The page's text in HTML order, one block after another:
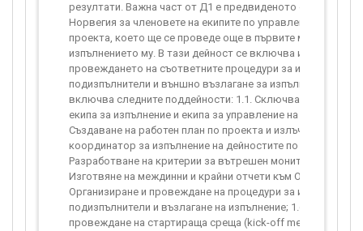
резултати. Важна част от Д1 е предвиденото обучението
Норвегия за членовете на екипите по управление и
проекта, което ще се проведе още в първите месеци от
изпълнението му. В тази дейност се включва и
провеждането на съответните процедури за избор на
подизпълнители и външно възлагане за изпълнение.
включва следните поддейности: 1.1. Сключване на
екипа за изпълнение и екипа за управление на проекта; 1.2.
Създаване на работен план по проекта и излъчване на
координатор за изпълнение на дейностите по проекта; 1.3.
Разработване на критерии за вътрешен мониторинг и
Изготвяне на междинни и крайни отчети към Оператора;
Организиране и провеждане на процедури за избор на
подизпълнители и възлагане на изпълнение; 1.6.
провеждане на стартираща среща (kick-off meeting) за